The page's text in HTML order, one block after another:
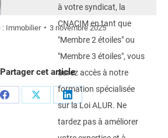
à votre syndicat, la
CNACIM en tant que
"Membre 2 étoiles" ou
"Membre 3 étoiles", vous
aurez accès à notre
formation spécialisée
sur la Loi ALUR. Ne
tardez pas à améliorer
: Immobilier 3 novembre 2025
Partager cet article
PartagerPartagerPartager
sur